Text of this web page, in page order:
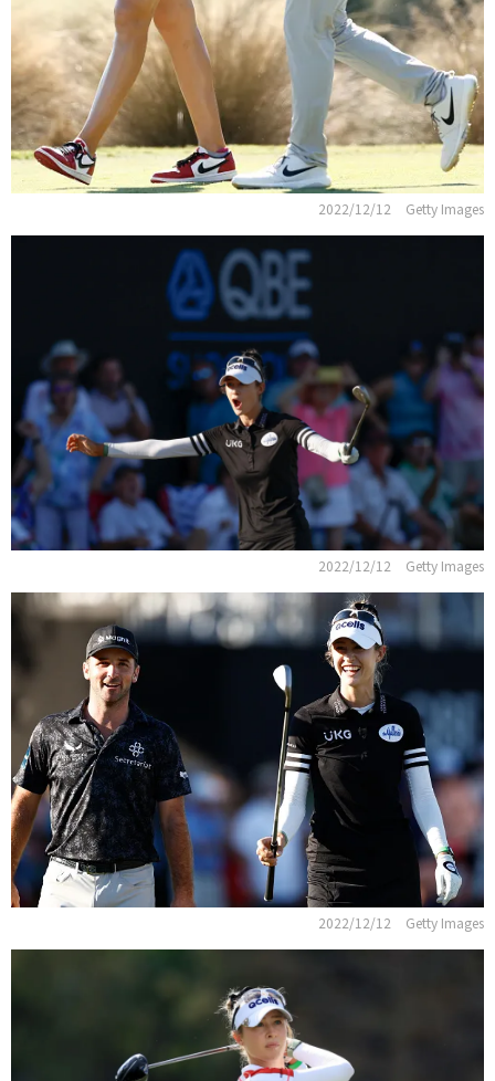
2022/12/12 Getty Images
2022/12/12 Getty Images
2022/12/12 Getty Images